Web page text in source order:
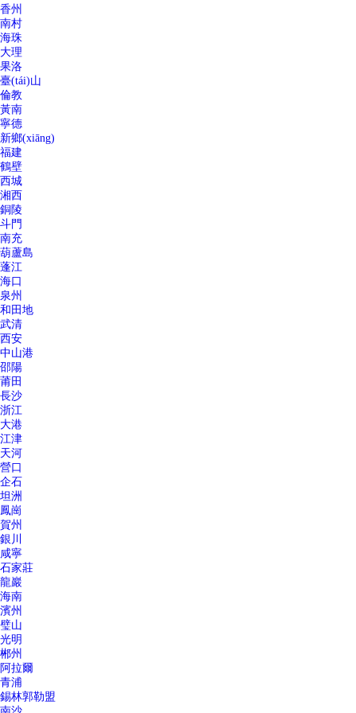
香州
南村
海珠
大理
果洛
臺(tái)山
倫教
黃南
寧德
新鄉(xiāng)
福建
鶴壁
西城
湘西
銅陵
斗門
南充
葫蘆島
蓬江
海口
泉州
和田地
武清
西安
中山港
邵陽
莆田
長沙
浙江
大港
江津
天河
營口
企石
坦洲
鳳崗
賀州
銀川
咸寧
石家莊
龍巖
海南
濱州
璧山
光明
郴州
阿拉爾
青浦
錫林郭勒盟